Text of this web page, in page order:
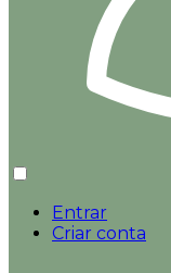
Entrar
Criar conta